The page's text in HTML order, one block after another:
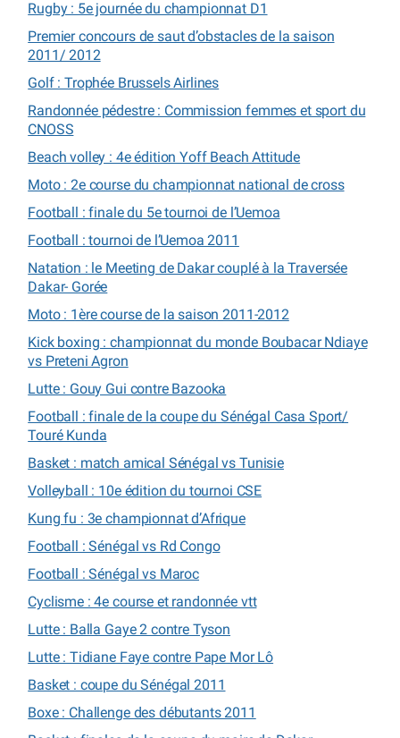
Rugby : 5e journée du championnat D1
Premier concours de saut d’obstacles de la saison
2011/ 2012
Golf : Trophée Brussels Airlines
Randonnée pédestre : Commission femmes et sport du
CNOSS
Beach volley : 4e édition Yoff Beach Attitude
Moto : 2e course du championnat national de cross
Football : finale du 5e tournoi de l’Uemoa
Football : tournoi de l’Uemoa 2011
Natation : le Meeting de Dakar couplé à la Traversée
Dakar- Gorée
Moto : 1ère course de la saison 2011-2012
Kick boxing : championnat du monde Boubacar Ndiaye
vs Preteni Agron
Lutte : Gouy Gui contre Bazooka
Football : finale de la coupe du Sénégal Casa Sport/
Touré Kunda
Basket : match amical Sénégal vs Tunisie
Volleyball : 10e édition du tournoi CSE
Kung fu : 3e championnat d’Afrique
Football : Sénégal vs Rd Congo
Football : Sénégal vs Maroc
Cyclisme : 4e course et randonnée vtt
Lutte : Balla Gaye 2 contre Tyson
Lutte : Tidiane Faye contre Pape Mor Lô
Basket : coupe du Sénégal 2011
Boxe : Challenge des débutants 2011